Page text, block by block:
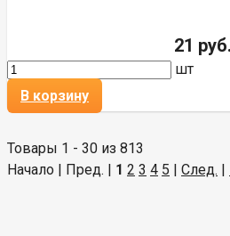
21 руб.
шт
В корзину
Товары 1 - 30 из 813
Начало | Пред. | 1 2 3 4 5 | След. |